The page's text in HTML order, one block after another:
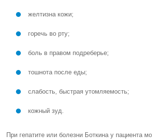
желтизна кожи;
горечь во рту;
боль в правом подреберье;
тошнота после еды;
слабость, быстрая утомляемость;
кожный зуд.
При гепатите или болезни Боткина у пациента